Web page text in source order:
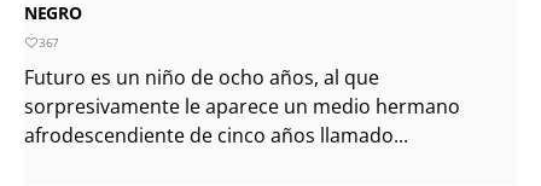
NEGRO
367
Futuro es un niño de ocho años, al que
sorpresivamente le aparece un medio hermano
afrodescendiente de cinco años llamado...